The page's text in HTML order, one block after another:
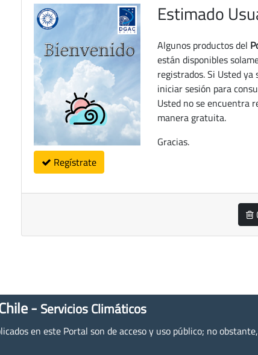
Regístrate
Estimado
Algunos productos del
están disponibles
registrados. Si Usted
iniciar sesión para
Usted no se encuentra
manera gratuita.
Gracias.
- Servicios Climáticos
en este Portal son de acceso y uso público; no